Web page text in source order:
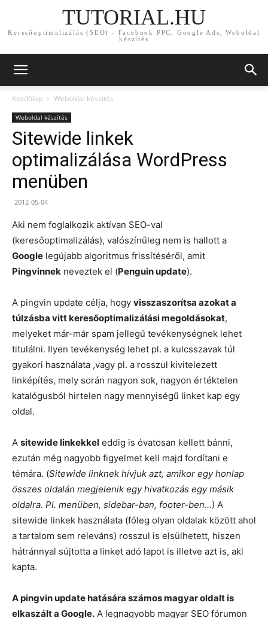
TUTORIAL.HU
Keresőoptimalizálás (SEO) - Facebook PPC, Google Ads, Weboldal
készítés
Kezdőlap Weboldal készítés
Weboldal készítés
Sitewide linkek
optimalizálása WordPress
menüben
2012-05-04
Aki nem foglalkozik aktívan SEO-val
(keresőoptimalizálás), valószínűleg nem is hallott a
Google legújabb algoritmus frissítéséről, amit
Pingvinnek neveztek el (Penguin update).
A pingvin update célja, hogy visszaszorítsa azokat a
túlzásba vitt keresőoptimalizálási megoldásokat,
melyeket már-már spam jellegű tevékenységnek lehet
titulálni. Ilyen tevékenység lehet pl. a kulcsszavak túl
gyakori használata ,vagy pl. a rosszul kivitelezett
linképítés, mely során nagyon sok, nagyon értéktelen
katalógusból hirtelen nagy mennyiségű linket kap egy
oldal.
A sitewide linkekkel eddig is óvatosan kellett bánni,
ezután még nagyobb figyelmet kell majd fordítani e
témára. (Sitewide linknek hívjuk azt, amikor egy honlap
összes oldalán megjelenik egy hivatkozás egy másik
oldalra. Pl. menüben, sidebar-ban, footer-ben…) A
sitewide linkek használata (főleg olyan oldalak között ahol
a tartalom sem releváns) rosszul is elsülhetett, hiszen
hátránnyal sújtotta a linket adó lapot is illetve azt is, aki
kapta.
A pingvin update hatására számos magyar oldalt is
elkaszált a Google. A legnagyobb magyar SEO fórumon